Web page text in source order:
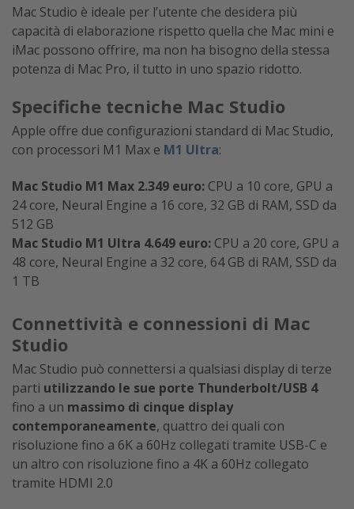
Mac Studio è ideale per l’utente che desidera più
capacità di elaborazione rispetto quella che Mac mini e
iMac possono offrire, ma non ha bisogno della stessa
potenza di Mac Pro, il tutto in uno spazio ridotto.
Specifiche tecniche Mac Studio
Apple offre due configurazioni standard di Mac Studio,
con processori M1 Max e M1 Ultra:
Mac Studio M1 Max 2.349 euro: CPU a 10 core, GPU a
24 core, Neural Engine a 16 core, 32 GB di RAM, SSD da
512 GB
Mac Studio M1 Ultra 4.649 euro: CPU a 20 core, GPU a
48 core, Neural Engine a 32 core, 64 GB di RAM, SSD da
1 TB
Connettività e connessioni di Mac
Studio
Mac Studio può connettersi a qualsiasi display di terze
parti utilizzando le sue porte Thunderbolt/USB 4
fino a un massimo di cinque display
contemporaneamente, quattro dei quali con
risoluzione fino a 6K a 60Hz collegati tramite USB-C e
un altro con risoluzione fino a 4K a 60Hz collegato
tramite HDMI 2.0